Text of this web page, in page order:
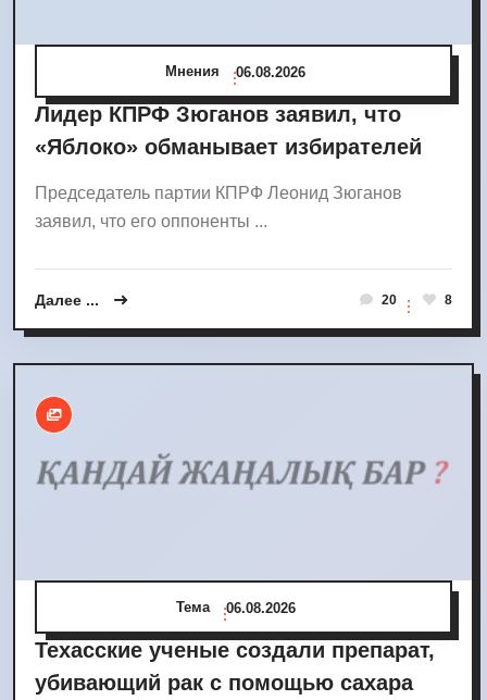
Мнения 06.08.2026
Лидер КПРФ Зюганов заявил, что
«Яблоко» обманывает избирателей
Председатель партии КПРФ Леонид Зюганов
заявил, что его оппоненты ...
Далее ... 20 8
Тема 06.08.2026
Техасские ученые создали препарат,
убивающий рак с помощью сахара